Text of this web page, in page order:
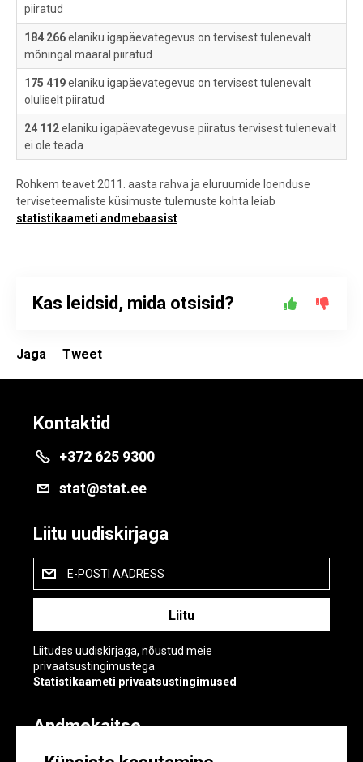
piiratud
184 266elaniku igapäevategevus on tervisest tulenevalt
mõningal määral piiratud
175 419elaniku igapäevategevus on tervisest tulenevalt
oluliselt piiratud
24 112elaniku igapäevategevuse piiratus tervisest tulenevalt
ei ole teada
Rohkem teavet 2011. aasta rahva ja eluruumide loenduse
terviseteemaliste küsimuste tulemuste kohta leiab
statistikaameti andmebaasist
Kas leidsid, mida otsisid?
Jaga Tweet
Kontaktid
+372 625 9300
stat@stat.ee
Liitu uudiskirjaga
E-POSTI AADRESS
Liitudes uudiskirjaga, nõustud meie
privaatsustingimustega
Statistikaameti privaatsustingimused
Andmekaitse